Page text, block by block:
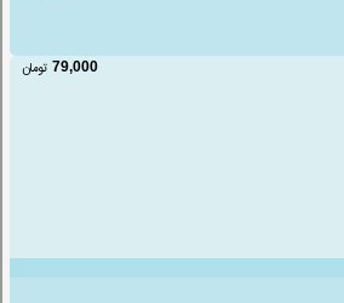
79,000 تومان